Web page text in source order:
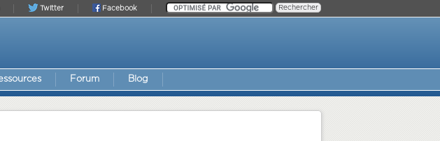
Facebook
Twitter
Forum Blog